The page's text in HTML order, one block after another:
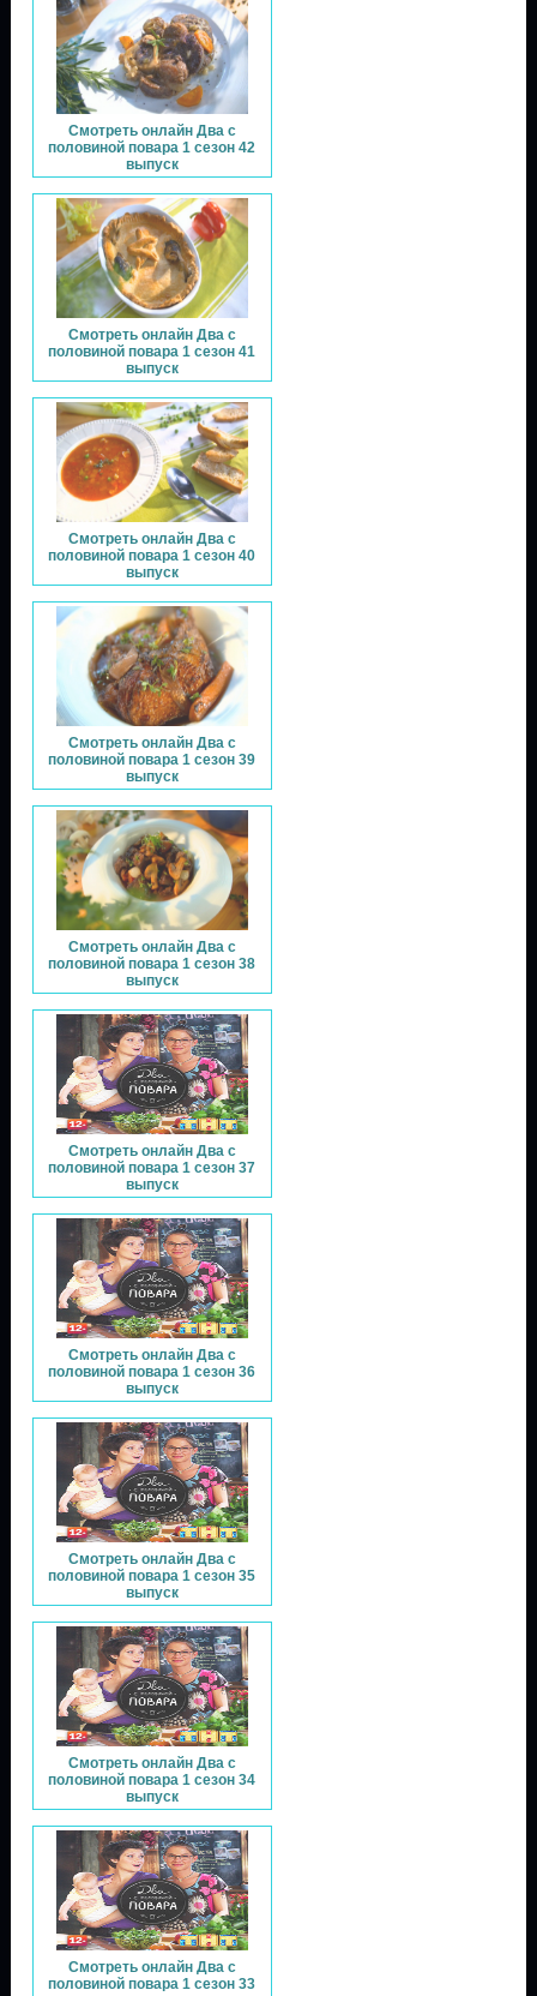
Смотреть онлайн Два с
половиной повара 1 сезон 42
выпуск
Смотреть онлайн Два с
половиной повара 1 сезон 41
выпуск
Смотреть онлайн Два с
половиной повара 1 сезон 40
выпуск
Смотреть онлайн Два с
половиной повара 1 сезон 39
выпуск
Смотреть онлайн Два с
половиной повара 1 сезон 38
выпуск
Смотреть онлайн Два с
половиной повара 1 сезон 37
выпуск
Смотреть онлайн Два с
половиной повара 1 сезон 36
выпуск
Смотреть онлайн Два с
половиной повара 1 сезон 35
выпуск
Смотреть онлайн Два с
половиной повара 1 сезон 34
выпуск
Смотреть онлайн Два с
половиной повара 1 сезон 33